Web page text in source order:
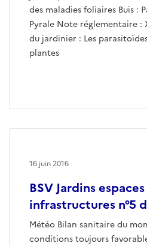
des maladies foliaires Buis :
Pyrale Note réglementaire :
du jardinier : Les
plantes
BSV Jardins
infrastructures n°5
Météo Bilan sanitaire du
conditions toujours
16 juin 2016